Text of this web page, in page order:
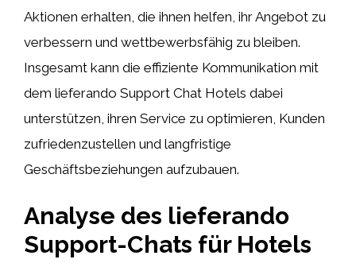
Aktionen erhalten, die ihnen helfen, ihr Angebot zu
verbessern und wettbewerbsfähig zu bleiben.
Insgesamt kann die effiziente Kommunikation mit
dem lieferando Support Chat Hotels dabei
unterstützen, ihren Service zu optimieren, Kunden
zufriedenzustellen und langfristige
Geschäftsbeziehungen aufzubauen.
Analyse des lieferando
Support-Chats für Hotels